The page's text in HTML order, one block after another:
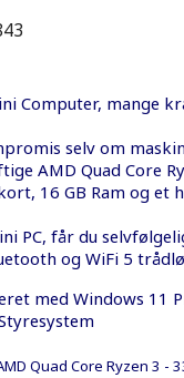
Computer, mange
selv om
AMD Quad Core
16 GB Ram og et
PC, får du
og WiFi 5
med Windows 11
Quad Core Ryzen 3 -